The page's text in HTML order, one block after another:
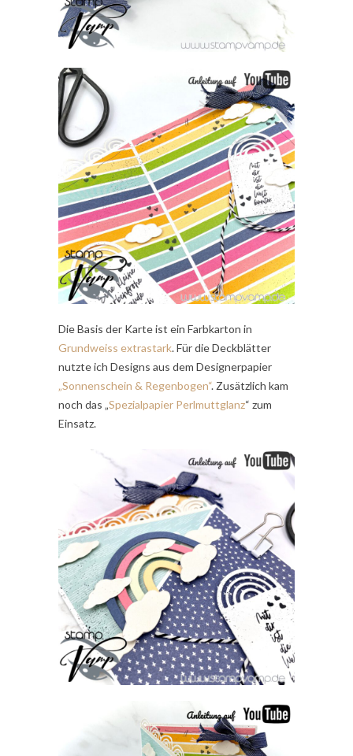
Die Basis der Karte ist ein Farbkarton in
Grundweiss extrastark. Für die Deckblätter
nutzte ich Designs aus dem Designerpapier
„Sonnenschein & Regenbogen“. Zusätzlich kam
noch das „Spezialpapier Perlmuttglanz“ zum
Einsatz.